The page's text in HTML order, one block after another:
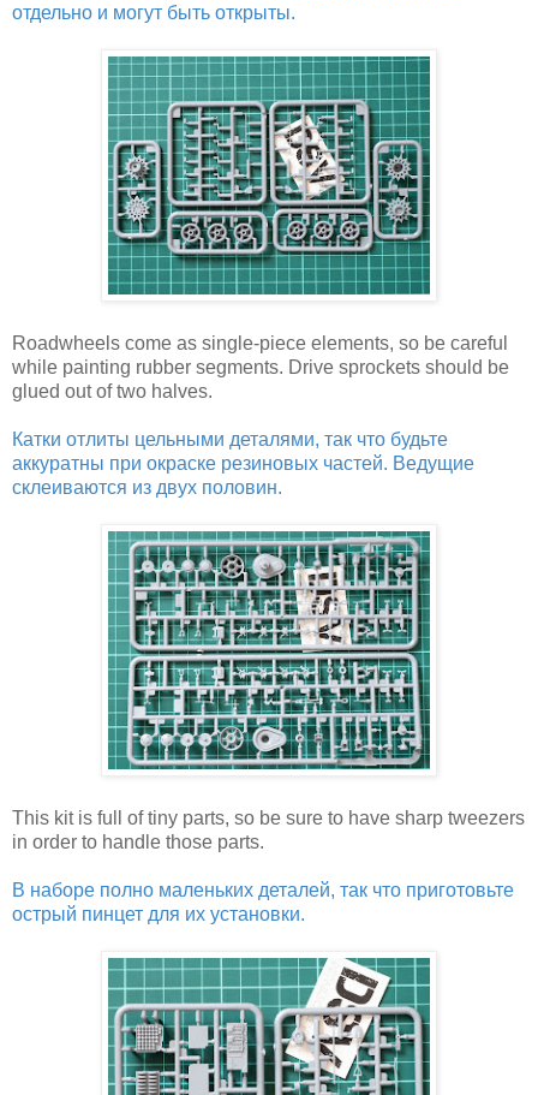
отдельно и могут быть открыты.
Roadwheels come as single-piece elements, so be careful
while painting rubber segments. Drive sprockets should be
glued out of two halves.
Катки отлиты цельными деталями, так что будьте
аккуратны при окраске резиновых частей. Ведущие
склеиваются из двух половин.
This kit is full of tiny parts, so be sure to have sharp tweezers
in order to handle those parts.
В наборе полно маленьких деталей, так что приготовьте
острый пинцет для их установки.